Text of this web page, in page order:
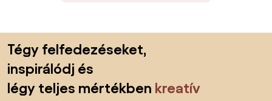
Tégy felfedezéseket,
inspirálódj és
légy teljes mértékben kreatív